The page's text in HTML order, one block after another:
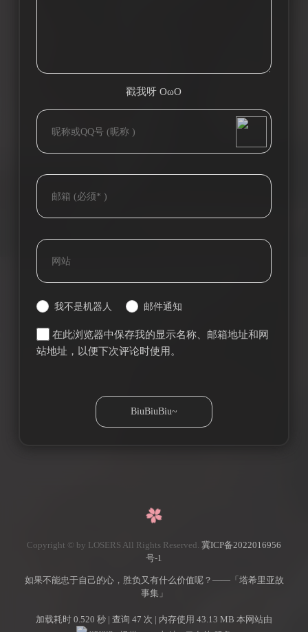
戳我呀 OωO
Tieba
我不是机器人 邮件通知
在此浏览器中保存我的显示名称、邮箱地址和网
站地址，以便下次评论时使用。
Copyright © by LOSERS All Rights Reserved. 冀ICP备2022016956
号-1
如果不能忠于自己的心，胜负又有什么价值呢？——「塔希里亚故
事集」
加载耗时 0.520 秒 | 查询 47 次 | 内存使用 43.13 MB 本网站由